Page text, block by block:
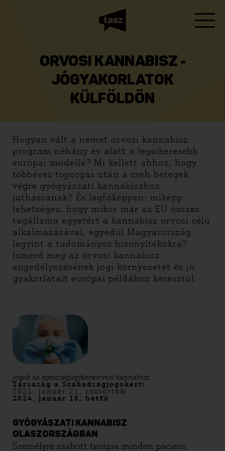
ORVOSI KANNABISZ -
JÓGYAKORLATOK
KÜLFÖLDÖN
Hogyan vált a német orvosi kannabisz
program néhány év alatt a legsikeresebb
európai modellé? Mi kellett ahhoz, hogy
többéves toporgás után a cseh betegek
végre gyógyászati kannabiszhoz
juthassanak? És legfőképpen: miképp
lehetséges, hogy mikor már az EU összes
tagállama egyetért a kannabisz orvosi célú
alkalmazásával, egyedül Magyarország
legyint a tudományos bizonyítékokra?
Ismerd meg az orvosi kannabisz
engedélyezésének jogi környezetét és jó
gyakorlatait európai példákon keresztül.
jogok az egészségügybenorvosi kannabisz
Társaság a Szabadságjogokért
2021. január 21, csütörtök
2024. január 15, hétfő
GYÓGYÁSZATI KANNABISZ
OLASZORSZÁGBAN
Személyre szabott terápia minden páciens